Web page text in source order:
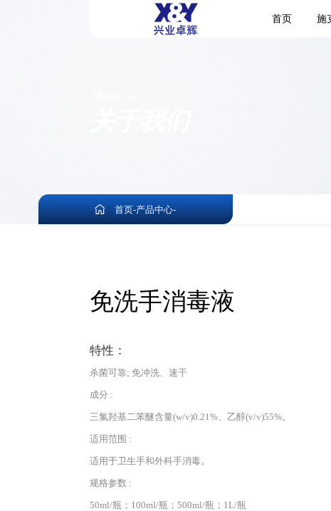
首页 施
首页-产品中心-
免洗手消毒液
特性：
杀菌可靠; 免冲洗、速干
成分 :
三氯羟基二苯醚含量(w/v)0.21%、乙醇(v/v)55%。
适用范围 :
适用于卫生手和外科手消毒。
规格参数 :
50ml/瓶；100ml/瓶；500ml/瓶；1L/瓶